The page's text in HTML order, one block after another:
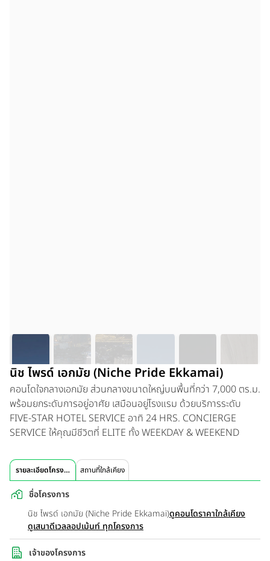
นิช ไพรด์ เอกมัย (Niche Pride Ekkamai)
คอนโดใจกลางเอกมัย ส่วนกลางขนาดใหญ่บนพื้นที่กว่า 7,000 ตร.ม.
พร้อมยกระดับการอยู่อาศัย เสมือนอยู่โรงแรม ด้วยบริการระดับ
FIVE-STAR HOTEL SERVICE อาทิ 24 HRS. CONCIERGE
SERVICE ให้คุณมีชีวิตที่ ELITE ทั้ง WEEKDAY & WEEKEND
รายละเอียดโครงการ สถานที่ใกล้เคียง
ชื่อโครงการ
นิช ไพรด์ เอกมัย (Niche Pride Ekkamai)ดูคอนโดราคาใกล้เคียง
ดูเสนาดีเวลลอปเม้นท์ ทุกโครงการ
เจ้าของโครงการ